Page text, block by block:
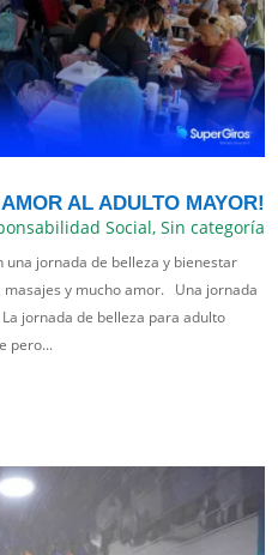
AL ADULTO MAYOR!
Social, Sin categoría
jornada de belleza y bienestar
masajes y mucho amor. Una jornada
jornada de belleza para adulto
pero...